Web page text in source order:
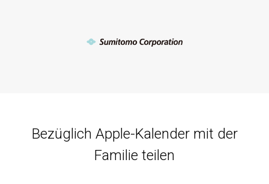
Bezüglich Apple-Kalender mit der
Familie teilen